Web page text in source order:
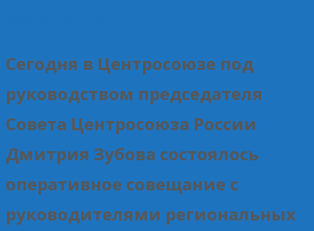
Сегодня в Центросоюзе под
руководством председателя
Совета Центросоюза России
Дмитрия Зубова состоялось
оперативное совещание с
руководителями региональных